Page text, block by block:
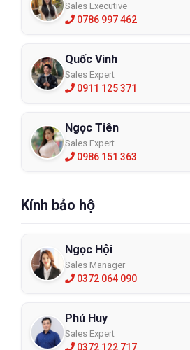
Sales Executive
0786 997 462
Quốc Vinh
Sales Expert
0911 125 371
Ngọc Tiên
Sales Expert
0986 151 363
Kính bảo hộ
Ngọc Hội
Sales Manager
0372 064 090
Phú Huy
Sales Expert
0372 122 717